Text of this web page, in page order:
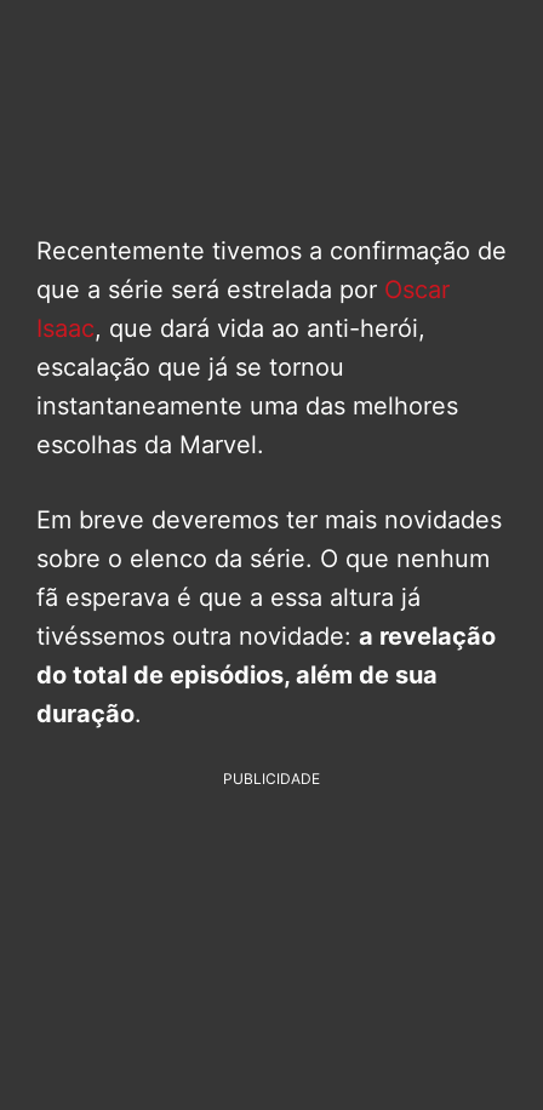
Recentemente tivemos a confirmação de
que a série será estrelada por Oscar
Isaac, que dará vida ao anti-herói,
escalação que já se tornou
instantaneamente uma das melhores
escolhas da Marvel.
Em breve deveremos ter mais novidades
sobre o elenco da série. O que nenhum
fã esperava é que a essa altura já
tivéssemos outra novidade: a revelação
do total de episódios, além de sua
duração.
PUBLICIDADE